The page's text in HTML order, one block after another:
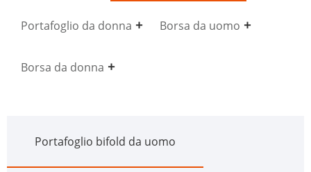
Portafoglio da donna Borsa da uomo
Borsa da donna
Portafoglio bifold da uomo